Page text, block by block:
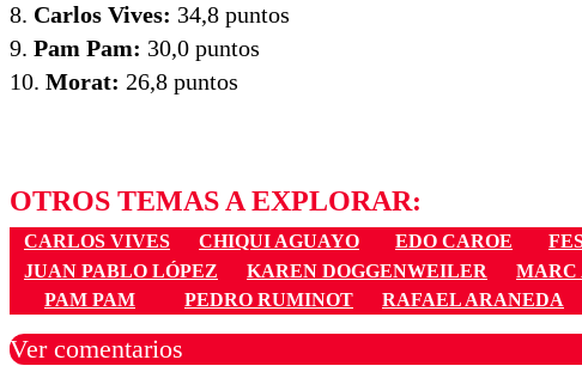
8. Carlos Vives: 34,8 puntos
9. Pam Pam: 30,0 puntos
10. Morat: 26,8 puntos
OTROS TEMAS A EXPLORAR:
CARLOS VIVES CHIQUI AGUAYO EDO CAROE
JUAN PABLO LÓPEZ
KAREN DOGGENWEILER MARC
PAM PAM
PEDRO RUMINOT RAFAEL ARANEDA
Ver comentarios